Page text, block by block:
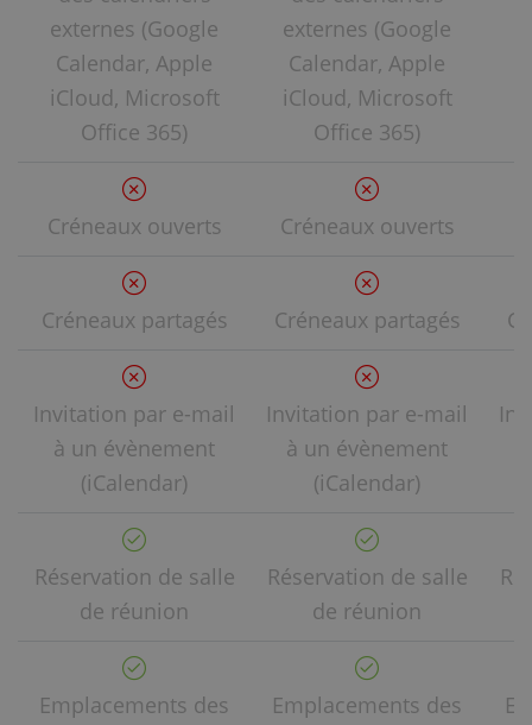
externes (Google
Calendar, Apple
iCloud, Microsoft
Office 365)
externes (Google
Calendar, Apple
iCloud, Microsoft
Office 365)
Créneaux ouverts Créneaux ouverts
Créneaux partagés Créneaux partagés
Invitation par e-mail
à un évènement
(iCalendar)
Invitation par e-mail
à un évènement
(iCalendar)
Réservation de salle
de réunion
Réservation de salle
de réunion
Emplacements des
Emplacements des